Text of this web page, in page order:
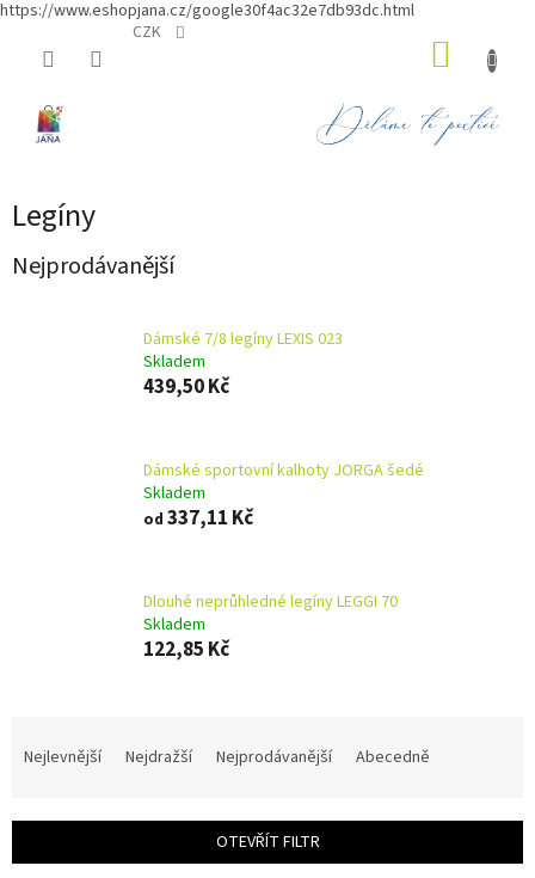
https://www.eshopjana.cz/google30f4ac32e7db93dc.html
CZK
Legíny
Nejprodávanější
Dámské 7/8 legíny LEXIS 023
Skladem
439,50 Kč
Dámské sportovní kalhoty JORGA šedé
Skladem
od 337,11 Kč
Dlouhé neprůhledné legíny LEGGI 70
Skladem
122,85 Kč
í
Nejlevnější Nejdražší Nejprodávanější Abecedně
OTEVŘÍT FILTR